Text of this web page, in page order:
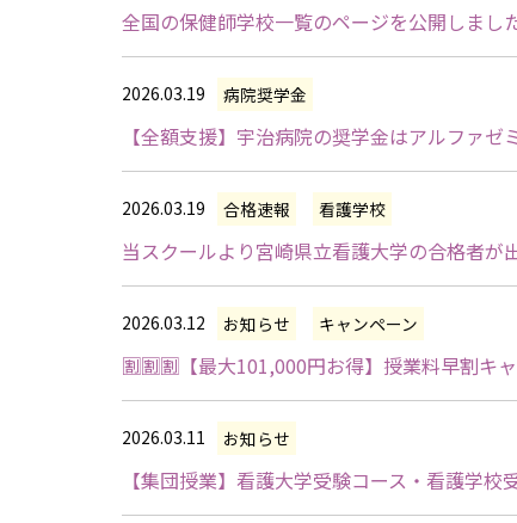
全国の保健師学校一覧のページを公開しました
2026.03.19 病院奨学金
【全額支援】宇治病院の奨学金はアルファゼ
2026.03.19 合格速報 看護学校
当スクールより宮崎県立看護大学の合格者が
2026.03.12 お知らせ キャンペーン
🈹🈹🈹【最大101,000円お得】授業料早割キ
2026.03.11 お知らせ
【集団授業】看護大学受験コース・看護学